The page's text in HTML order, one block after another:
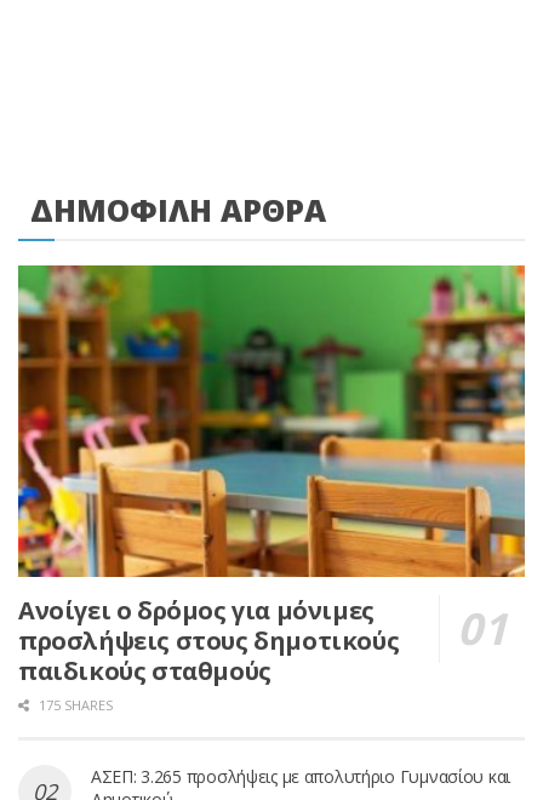
ΔΗΜΟΦΙΛΗ ΑΡΘΡΑ
Ανοίγει ο δρόμος για μόνιμες
προσλήψεις στους δημοτικούς
παιδικούς σταθμούς
175 SHARES
ΑΣΕΠ: 3.265 προσλήψεις με απολυτήριο Γυμνασίου και